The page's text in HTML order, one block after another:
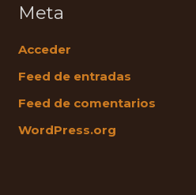
Meta
Acceder
Feed de entradas
Feed de comentarios
WordPress.org